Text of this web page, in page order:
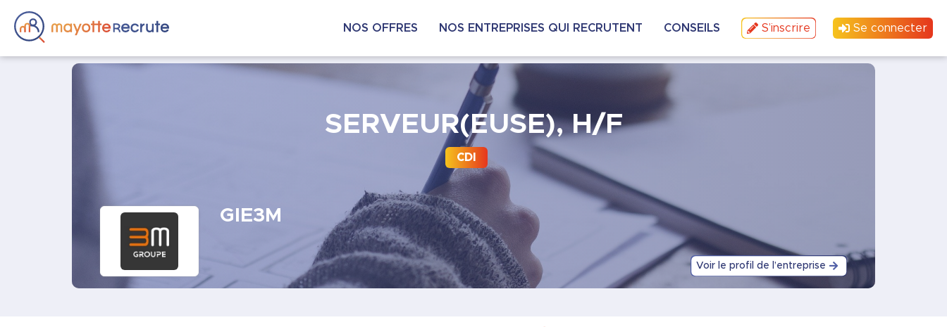
NOS OFFRES NOS ENTREPRISES QUI RECRUTENT CONSEILS S’inscrire Se connecter
SERVEUR(EUSE), H/F
CDI
GIE3M
Voir le profil de l’entreprise